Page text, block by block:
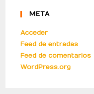
META
Acceder
Feed de entradas
Feed de comentarios
WordPress.org